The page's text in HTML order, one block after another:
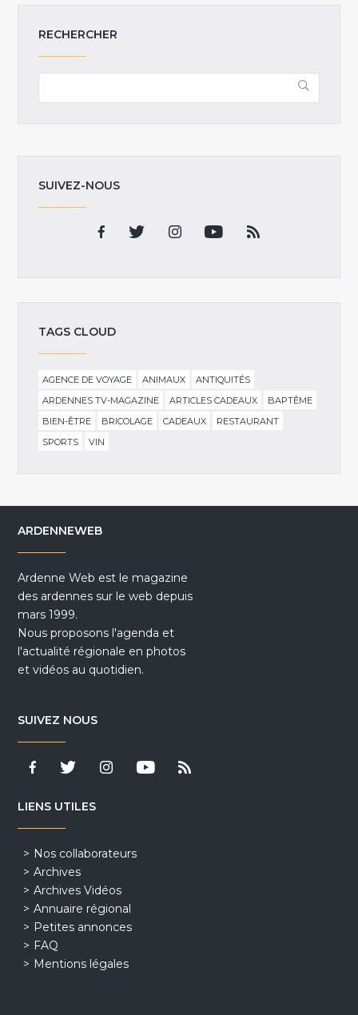
RECHERCHER
SUIVEZ-NOUS
TAGS CLOUD
AGENCE DE VOYAGE ANIMAUX
ANTIQUITÉS
ARDENNES TV-MAGAZINE
ARTICLES CADEAUX
BAPTÊME
BIEN-ÊTRE
BRICOLAGE CADEAUX
RESTAURANT
SPORTS
VIN
ARDENNEWEB
Ardenne Web est le magazine
des ardennes sur le web depuis
mars 1999.
Nous proposons l'agenda et
l'actualité régionale en photos
et vidéos au quotidien.
SUIVEZ NOUS
LIENS UTILES
Nos collaborateurs
Archives
Archives Vidéos
Annuaire régional
Petites annonces
FAQ
Mentions légales